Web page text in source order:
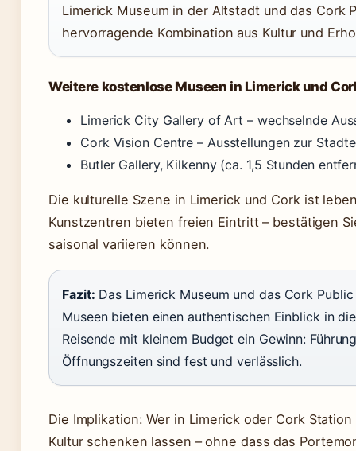
Limerick Museum in der Altstadt und das Cork
hervorragende Kombination aus Kultur und
Weitere kostenlose Museen in Limerick und
Limerick City Gallery of Art – wechselnde
Cork Vision Centre – Ausstellungen zur
Butler Gallery, Kilkenny (ca. 1,5 Stunden
Die kulturelle Szene in Limerick und Cork ist
Kunstzentren bieten freien Eintritt – bestätigen
saisonal variieren können.
Fazit: Das Limerick Museum und das Cork
Museen bieten einen authentischen Einblick in
Reisende mit kleinem Budget ein Gewinn:
Öffnungszeiten sind fest und verlässlich.
Die Implikation: Wer in Limerick oder Cork
Kultur schenken lassen – ohne dass das